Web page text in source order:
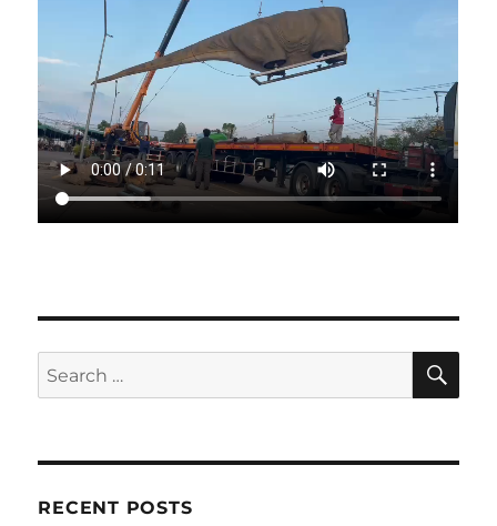
Search
for:
RECENT POSTS